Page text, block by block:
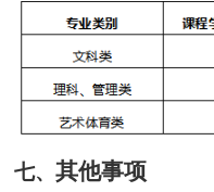
七、其他事项